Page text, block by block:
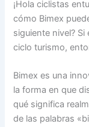
¡Hola ciclistas
cómo Bimex
siguiente nivel?
ciclo turismo,
Bimex es una
la forma en que
qué significa
de las palabras